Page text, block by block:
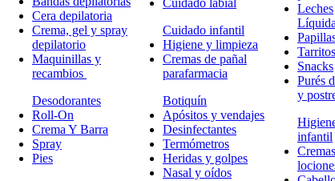
Cera depilatoria
Crema, gel y spray
depilatorio
Maquinillas y
recambios
Desodorantes
Roll-On
Crema Y Barra
Spray
Pies
Cuidado labial
Cuidado infantil
Higiene y limpieza
Cremas de pañal
parafarmacia
Botiquín
Apósitos y vendajes
Desinfectantes
Termómetros
Heridas y golpes
Nasal y oídos
Leches
Tarritos
Snacks
Purés
y
infantil